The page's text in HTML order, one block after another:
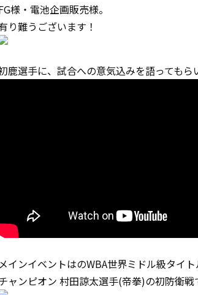
様・電池企画販売様。
り難うございます！
鹿選手に、試合への意気込みを語ってもら
メインイベントはのWBA世界ミドル級タイト
ャンピオン 村田諒太選手(帝拳)の初防衛戦